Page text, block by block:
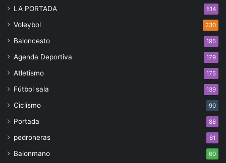
LA PORTADA 514
Voleybol 230
Baloncesto 195
Agenda Deportiva 179
Atletismo 175
Fútbol sala 139
Ciclismo 90
Portada 88
pedroneras 61
Balonmano 60